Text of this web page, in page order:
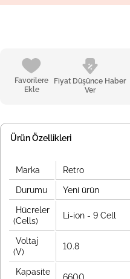
Favorilere
Ekle
Fiyat Düşünce Haber
Ver
Ürün Özellikleri
Marka Retro
Durumu Yeni ürün
Hücreler
(Cells)
Li-ion - 9 Cell
Voltaj
(V)
10.8
Kapasite